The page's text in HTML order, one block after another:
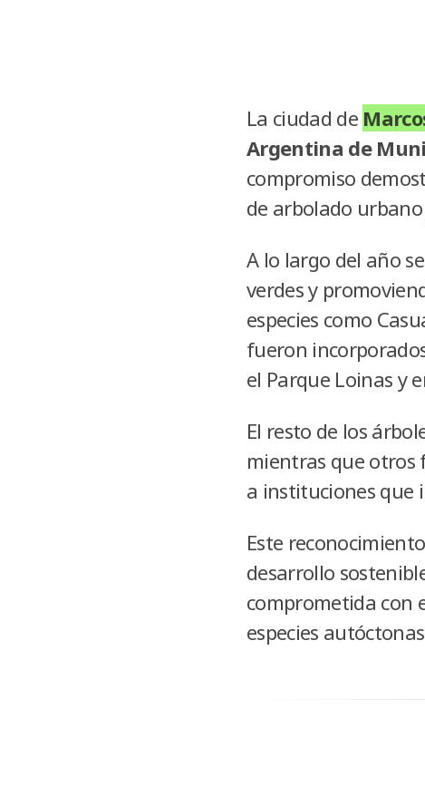
La ciudad de
Argentina de
compromiso
de arbolado
A lo largo del año
verdes y
especies como
fueron
el Parque Loinas y
El resto de los
mientras que otros
a instituciones que
Este
desarrollo
comprometida con
especies